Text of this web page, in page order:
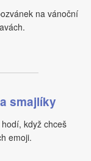
na vánoční
smajlíky
když chceš
emoji.